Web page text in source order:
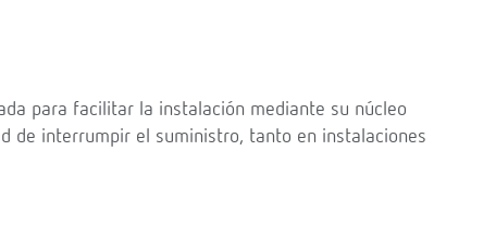
para facilitar la instalación mediante su núcleo
de interrumpir el suministro, tanto en instalaciones